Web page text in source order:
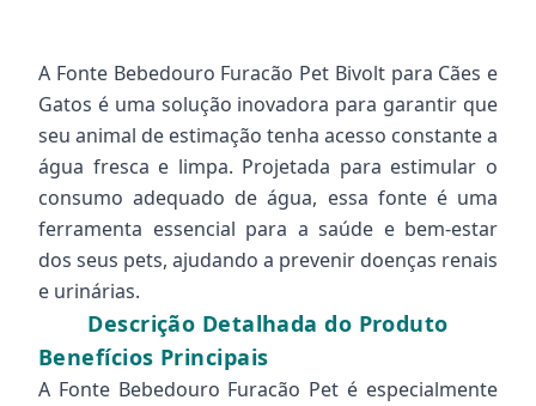
A Fonte Bebedouro Furacão Pet Bivolt para Cães e
Gatos é uma solução inovadora para garantir que
seu animal de estimação tenha acesso constante a
água fresca e limpa. Projetada para estimular o
consumo adequado de água, essa fonte é uma
ferramenta essencial para a saúde e bem-estar
dos seus pets, ajudando a prevenir doenças renais
e urinárias.
Descrição Detalhada do Produto
Benefícios Principais
A Fonte Bebedouro Furacão Pet é especialmente